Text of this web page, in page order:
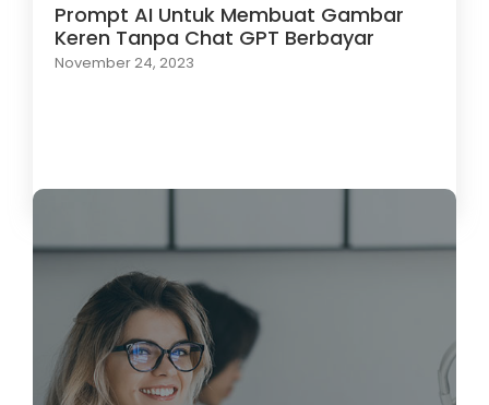
Prompt AI Untuk Membuat Gambar
Keren Tanpa Chat GPT Berbayar
November 24, 2023